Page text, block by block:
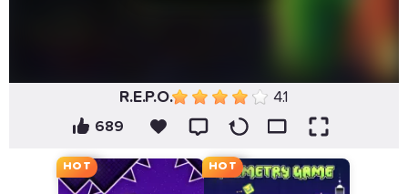
R.E.P.O. 4.1
689
HOT HOT